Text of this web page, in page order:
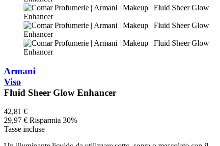
Armani
Viso
Fluid Sheer Glow Enhancer
42,81 €
29,97 € Risparmia 30%
Tasse incluse